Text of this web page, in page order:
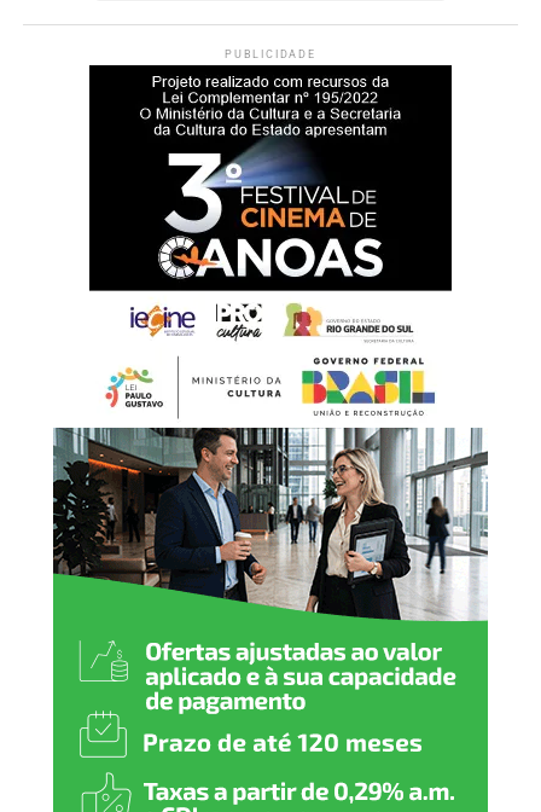
Durante a cerimônia de inauguração, o prefeito Rodrigo
Battistella afirmou que a entrega da nova sede representa
um reforço na estrutura da rede de proteção à infância e à
“Hoje entregamos muito
mais do que um prédio.
Estamos oferecendo um
espaço preparado para
acolher nossas crianças e
adolescentes com
dignidade, respeito e
segurança. Cada ambiente
foi pensado para
proporcionar conforto e
contribuir para um
atendimento cada vez mais
humanizado, fortalecendo a
rede de proteção de Nova
Santa Rita”, declarou.
PUBLICIDADE